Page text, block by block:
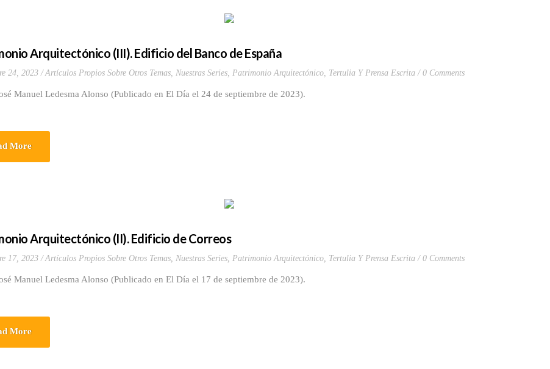
Arquitectónico (III). Edificio del Banco de España
24, 2023 Artículos Propios Sobre Otros Temas, Nuestras Series, Patrimonio Arquitectónico, Tertulia Y Prensa Escrita 0 Comments
Manuel Ledesma Alonso (Publicado en El Día el 24 de septiembre de 2023).
More
Arquitectónico (II). Edificio de Correos
17, 2023 Artículos Propios Sobre Otros Temas, Nuestras Series, Patrimonio Arquitectónico, Tertulia Y Prensa Escrita 0 Comments
Manuel Ledesma Alonso (Publicado en El Día el 17 de septiembre de 2023).
More